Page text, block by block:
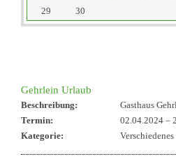
29
30
Gehrlein Urlaub
Beschreibung:
Gasthaus
Termin:
02.04.2024–
Kategorie:
Verschiedenes